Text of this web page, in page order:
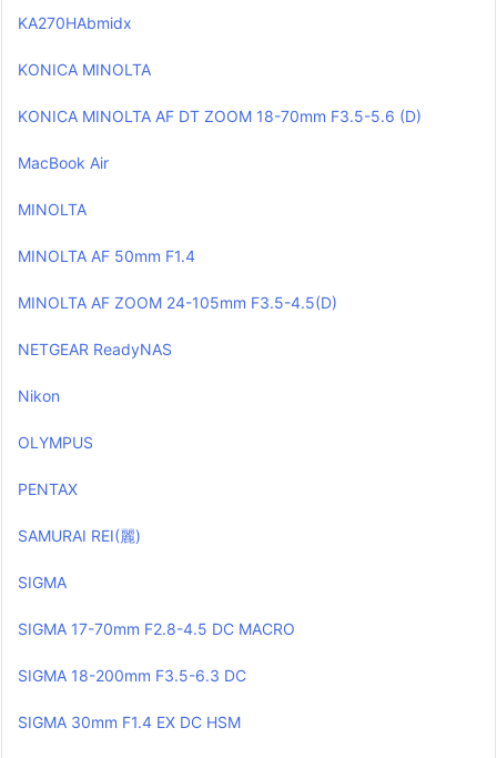
KA270HAbmidx
KONICA MINOLTA
KONICA MINOLTA AF DT ZOOM 18-70mm F3.5-5.6 (D)
MacBook Air
MINOLTA
MINOLTA AF 50mm F1.4
MINOLTA AF ZOOM 24-105mm F3.5-4.5(D)
NETGEAR ReadyNAS
Nikon
OLYMPUS
PENTAX
SAMURAI REI(麗)
SIGMA
SIGMA 17-70mm F2.8-4.5 DC MACRO
SIGMA 18-200mm F3.5-6.3 DC
SIGMA 30mm F1.4 EX DC HSM